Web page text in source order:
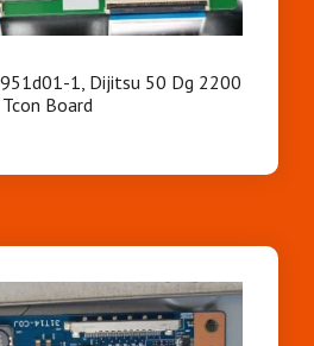
1, Dijitsu 50 Dg 2200
Tcon Board